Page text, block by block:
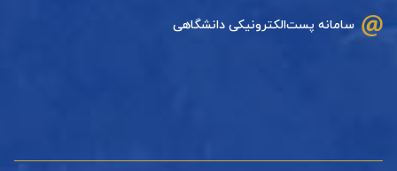
سامانه پست‌الکترونیکی دانشگاهی